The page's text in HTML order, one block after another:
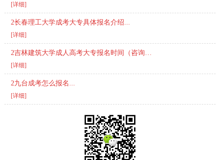
[详细]
2长春理工大学成考大专具体报名介绍...
[详细]
[详细]
2九台成考怎么报名...
[详细]